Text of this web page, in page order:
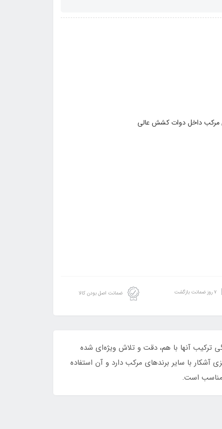
مرکب داخل دوات کشش عالی
۷ روز ضمانت بازگشت ضمانت اصل بودن کالا
ترکیب آنها با هم، دقت و تلاش ویژه‌ای شده
تمایزی آشکار با سایر برندهای مرکب دارد و آن استفاده
مناسب است.